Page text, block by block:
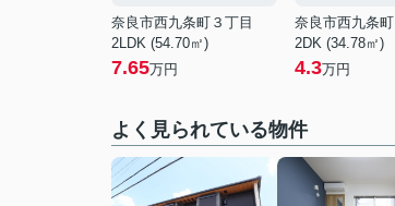
奈良市西九条町３丁目
2LDK (54.70㎡)
7.65万円
奈良市西九条
2DK (34.78㎡)
4.3万円
よく見られている物件